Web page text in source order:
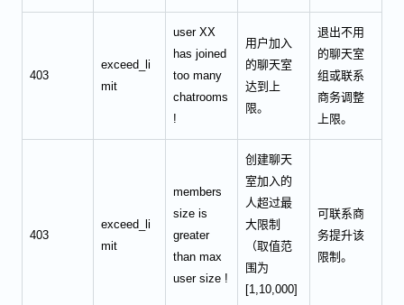
403
exceed_li
mit
user XX
has joined
too many
chatrooms
!
用户加入
的聊天室
达到上
限。
退出不用
的聊天室
组或联系
商务调整
上限。
403
exceed_li
mit
members
size is
greater
than max
user size !
创建聊天
室加入的
人超过最
大限制
（取值范
围为
[1,10,000]
可联系商
务提升该
限制。